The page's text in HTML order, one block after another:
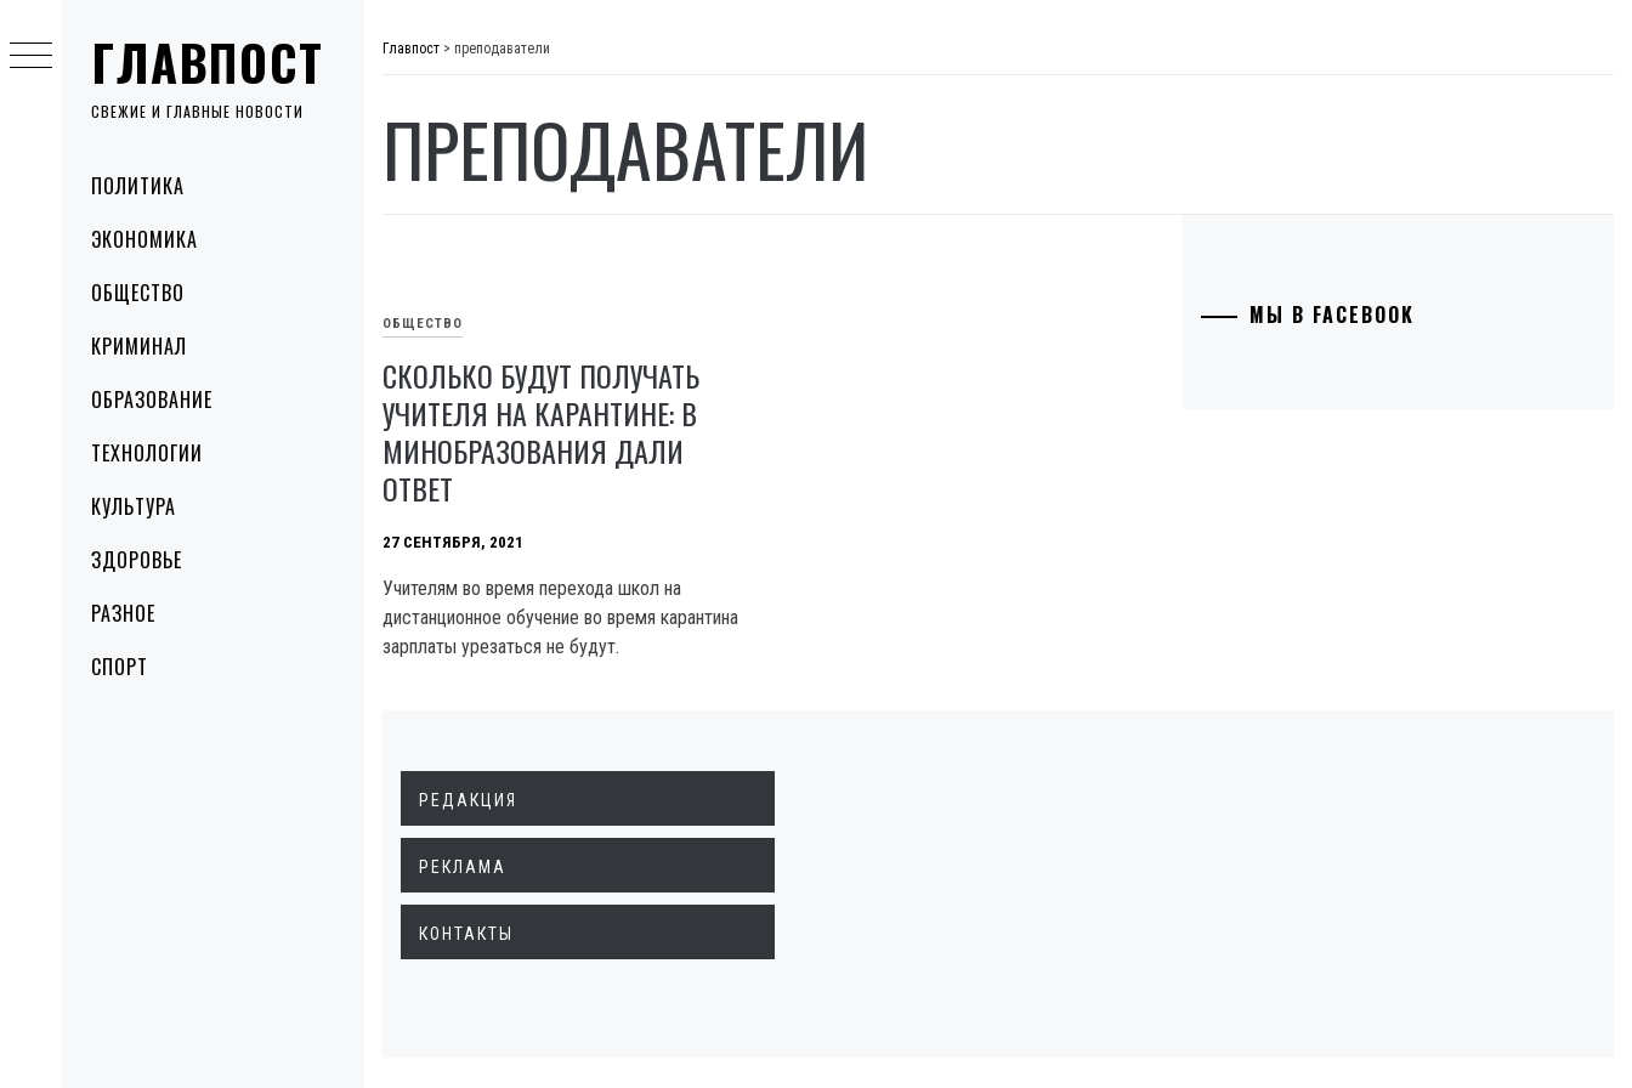
ГЛАВПОСТ
СВЕЖИЕ И ГЛАВНЫЕ НОВОСТИ
MenuПОЛИТИКА
ЭКОНОМИКА
ОБЩЕСТВО
КРИМИНАЛ
ОБРАЗОВАНИЕ
ТЕХНОЛОГИИ
КУЛЬТУРА
ЗДОРОВЬЕ
РАЗНОЕ
СПОРТ
to
content
Главпост > преподаватели
ПРЕПОДАВАТЕЛИ
ОБЩЕСТВО
СКОЛЬКО БУДУТ ПОЛУЧАТЬ
УЧИТЕЛЯ НА КАРАНТИНЕ: В
МИНОБРАЗОВАНИЯ ДАЛИ
ОТВЕТ
27 СЕНТЯБРЯ, 2021
Учителям во время перехода школ на
дистанционное обучение во время карантина
зарплаты урезаться не будут.
МЫ В FACEBOOK
РЕДАКЦИЯ
РЕКЛАМА
КОНТАКТЫ